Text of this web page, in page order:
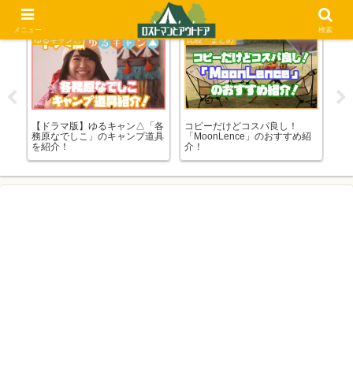
ゆるキャン△
【ドラマ版】ゆるキャン△「各
務原なでしこ」のキャンプ道具
を紹介！
比較・まとめ
コピーだけどコスパ良し！
「MoonLence」のおすすめ紹
介！
キ
メニュー 検索